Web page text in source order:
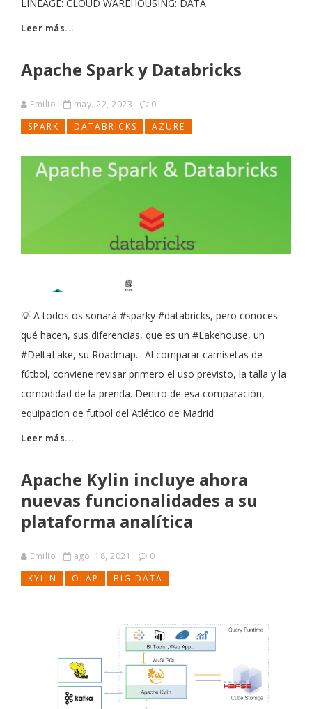
LINEAGE: CLOUD WAREHOUSING: DATA
Leer más...
Apache Spark y Databricks
Emilio may. 22, 2023
0
SPARK
DATABRICKS AZURE
💡 A todos os sonará #sparky #databricks, pero conoces
qué hacen, sus diferencias, que es un #Lakehouse, un
#DeltaLake, su Roadmap... Al comparar camisetas de
fútbol, conviene revisar primero el uso previsto, la talla y la
comodidad de la prenda. Dentro de esa comparación,
equipacion de futbol del Atlético de Madrid
Leer más...
Apache Kylin incluye ahora
nuevas funcionalidades a su
plataforma analítica
Emilio ago. 18, 2021
0
KYLIN
OLAP BIG DATA